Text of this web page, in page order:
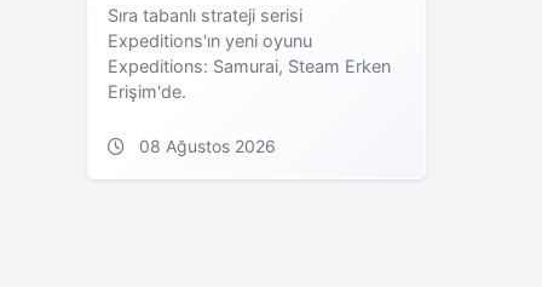
Sıra tabanlı strateji serisi
Expeditions'ın yeni oyunu
Expeditions: Samurai, Steam Erken
Erişim'de.
08 Ağustos 2026